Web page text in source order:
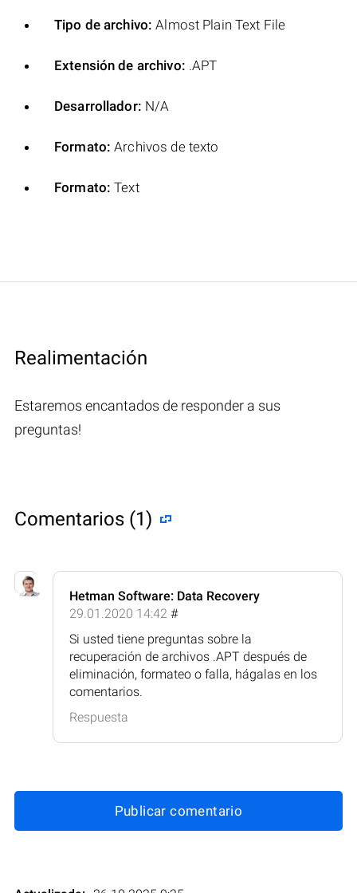
Tipo de archivo: Almost Plain Text File
Extensión de archivo: .APT
Desarrollador: N/A
Formato: Archivos de texto
Formato: Text
Realimentación
Estaremos encantados de responder a sus
preguntas!
Comentarios (1)
Hetman Software: Data Recovery
29.01.2020 14:42 #
Si usted tiene preguntas sobre la
recuperación de archivos .APT después de
eliminación, formateo o falla, hágalas en los
comentarios.
Respuesta
Publicar comentario